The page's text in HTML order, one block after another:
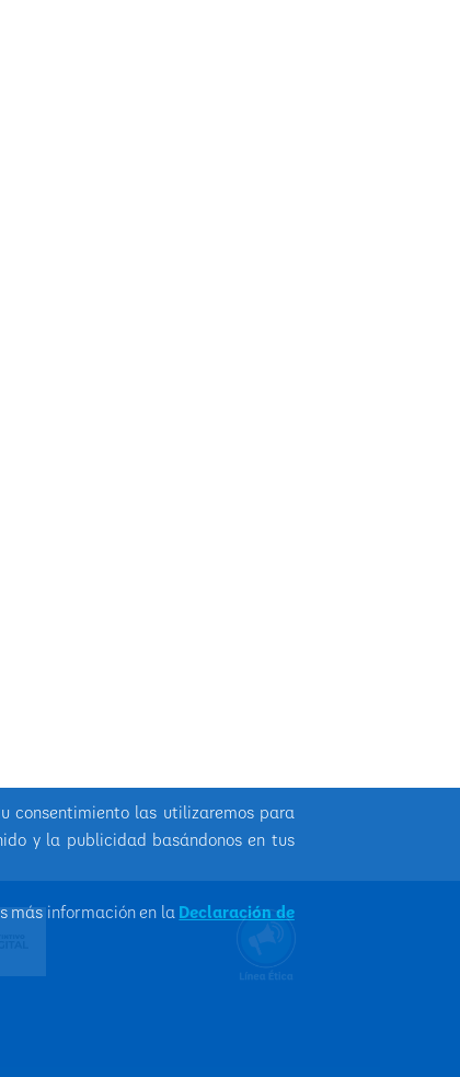
consentimiento las utilizaremos para
y la publicidad basándonos en tus
más información en la Declaración de